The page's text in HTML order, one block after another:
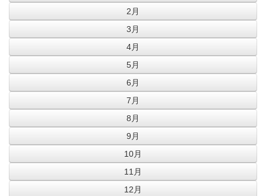
2月
3月
4月
5月
6月
7月
8月
9月
10月
11月
12月